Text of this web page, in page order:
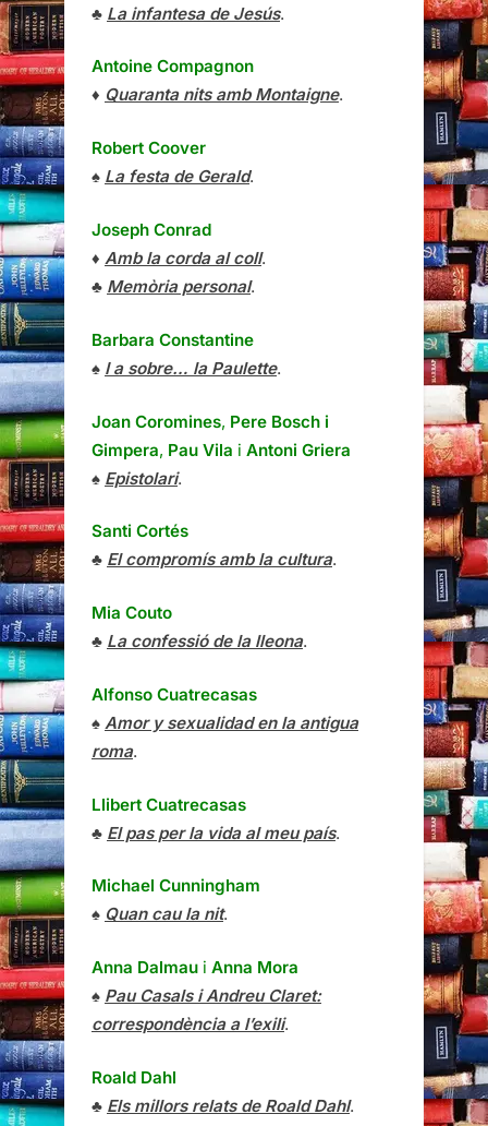
♣ La infantesa de Jesús.
Antoine Compagnon
♦ Quaranta nits amb Montaigne.
Robert Coover
♠ La festa de Gerald.
Joseph Conrad
♦ Amb la corda al coll.
♣ Memòria personal.
Barbara Constantine
♠ I a sobre… la Paulette.
Joan Coromines, Pere Bosch i
Gimpera, Pau Vila i Antoni Griera
♠ Epistolari.
Santi Cortés
♣ El compromís amb la cultura.
Mia Couto
♣ La confessió de la lleona.
Alfonso Cuatrecasas
♠ Amor y sexualidad en la antigua
roma.
Llibert Cuatrecasas
♣ El pas per la vida al meu país.
Michael Cunningham
♠ Quan cau la nit.
Anna Dalmau i Anna Mora
♠ Pau Casals i Andreu Claret:
correspondència a l’exili.
Roald Dahl
♣ Els millors relats de Roald Dahl.